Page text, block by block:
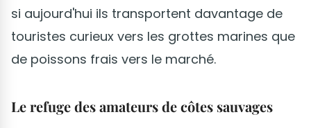
si aujourd'hui ils transportent davantage de
touristes curieux vers les grottes marines que
de poissons frais vers le marché.
Le refuge des amateurs de côtes sauvages